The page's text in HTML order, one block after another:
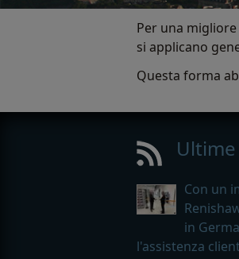
Per una
si applicano
Questa forma
Con un
in
l'assistenza